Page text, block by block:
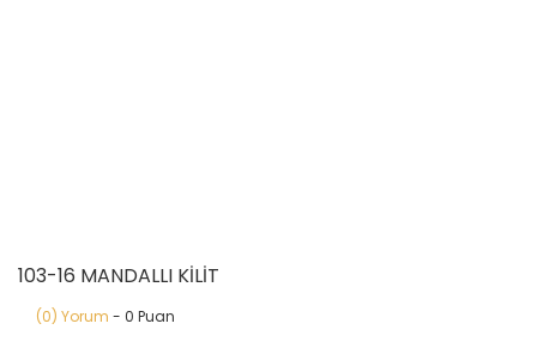
103-16 MANDALLI KİLİT
(0) Yorum - 0 Puan